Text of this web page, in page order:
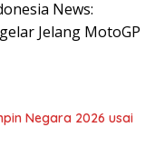
News:
Jelang MotoGP
Negara 2026 usai